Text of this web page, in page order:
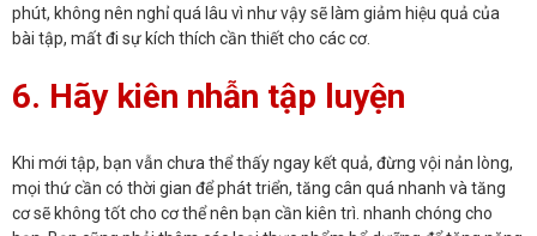
phút, không nên nghỉ quá lâu vì như vậy sẽ làm giảm hiệu quả của
bài tập, mất đi sự kích thích cần thiết cho các cơ.
6. Hãy kiên nhẫn tập luyện
Khi mới tập, bạn vẫn chưa thể thấy ngay kết quả, đừng vội nản lòng,
mọi thứ cần có thời gian để phát triển, tăng cân quá nhanh và tăng
cơ sẽ không tốt cho cơ thể nên bạn cần kiên trì. nhanh chóng cho